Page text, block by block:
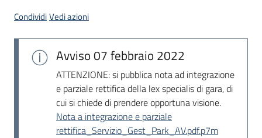
Seguici
CondividiVedi azioni
Avviso07 febbraio 2022
ATTENZIONE: si pubblica nota ad integrazione
e parziale rettifica della lex specialis di gara, di
cui si chiede di prendere opportuna visione.
Nota a integrazione e parziale
rettifica_Servizio_Gest_Park_AV.pdf.p7m